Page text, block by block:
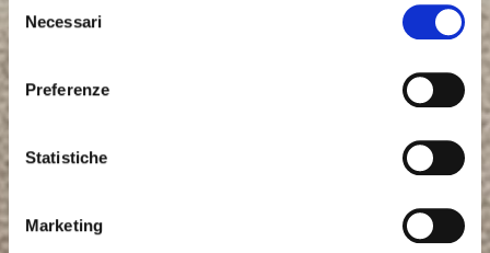
delNecessari
Preferenze
Statistiche
Marketing